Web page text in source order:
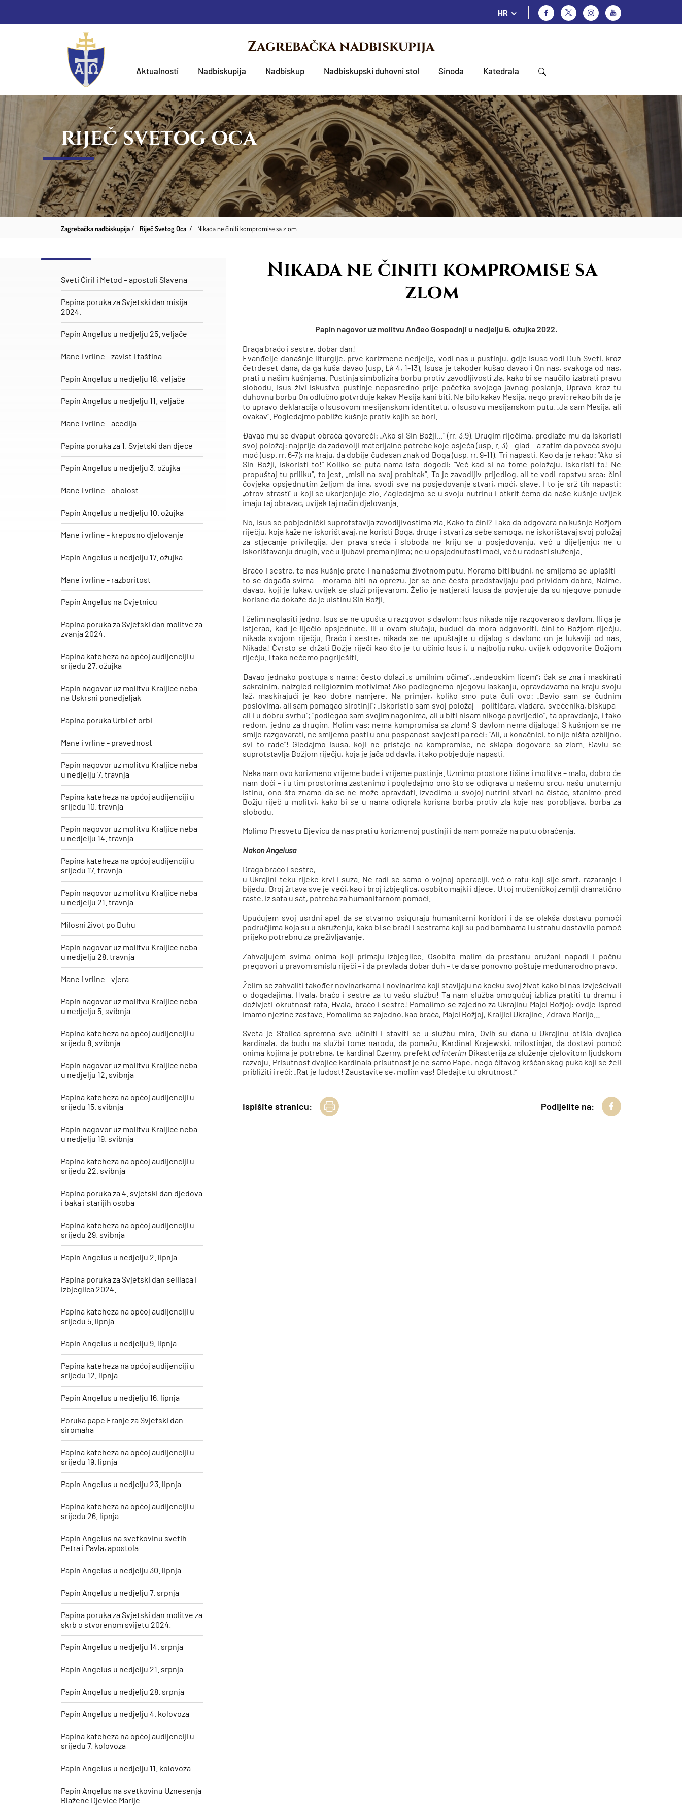
HR
Zagrebačka nadbiskupija
Aktualnosti Nadbiskupija Nadbiskup Nadbiskupski duhovni stol Sinoda Katedrala
RIJEČ SVETOG OCA
Zagrebačka nadbiskupija Riječ Svetog Oca Nikada ne činiti kompromise sa zlom
Sveti Ćiril i Metod – apostoli Slavena
Papina poruka za Svjetski dan misija
2024.
Papin Angelus u nedjelju 25. veljače
​Mane i vrline - zavist i taština
Papin Angelus u nedjelju 18. veljače
Papin Angelus u nedjelju 11. veljače
Mane i vrline - acedija
Papina poruka za 1. Svjetski dan djece
Papin Angelus u nedjelju 3. ožujka
Mane i vrline - oholost
Papin Angelus u nedjelju 10. ožujka
Mane i vrline - kreposno djelovanje
Papin Angelus u nedjelju 17. ožujka
Mane i vrline - razboritost
Papin Angelus na Cvjetnicu
Papina poruka za Svjetski dan molitve za
zvanja 2024.
Papina kateheza na općoj audijenciji u
srijedu 27. ožujka
Papin nagovor uz molitvu Kraljice neba
na Uskrsni ponedjeljak
Papina poruka Urbi et orbi
Mane i vrline - pravednost
Papin nagovor uz molitvu Kraljice neba
u nedjelju 7. travnja
Papina kateheza na općoj audijenciji u
srijedu 10. travnja
Papin nagovor uz molitvu Kraljice neba
u nedjelju 14. travnja
Papina kateheza na općoj audijenciji u
srijedu 17. travnja
Papin nagovor uz molitvu Kraljice neba
u nedjelju 21. travnja
Milosni život po Duhu
Papin nagovor uz molitvu Kraljice neba
u nedjelju 28. travnja
Mane i vrline - vjera
Papin nagovor uz molitvu Kraljice neba
u nedjelju 5. svibnja
Papina kateheza na općoj audijenciji u
srijedu 8. svibnja
Papin nagovor uz molitvu Kraljice neba
u nedjelju 12. svibnja
Papina kateheza na općoj audijenciji u
srijedu 15. svibnja
Papin nagovor uz molitvu Kraljice neba
u nedjelju 19. svibnja
Papina kateheza na općoj audijenciji u
srijedu 22. svibnja
Papina poruka za 4. svjetski dan djedova
i baka i starijih osoba
Papina kateheza na općoj audijenciji u
srijedu 29. svibnja
Papin Angelus u nedjelju 2. lipnja
Papina poruka za Svjetski dan selilaca i
izbjeglica 2024.
Papina kateheza na općoj audijenciji u
srijedu 5. lipnja
Papin Angelus u nedjelju 9. lipnja
Papina kateheza na općoj audijenciji u
srijedu 12. lipnja
Papin Angelus u nedjelju 16. lipnja
Poruka pape Franje za Svjetski dan
siromaha
Papina kateheza na općoj audijenciji u
srijedu 19. lipnja
Papin Angelus u nedjelju 23. lipnja
Papina kateheza na općoj audijenciji u
srijedu 26. lipnja
Papin Angelus na svetkovinu svetih
Petra i Pavla, apostola
Papin Angelus u nedjelju 30. lipnja
Papin Angelus u nedjelju 7. srpnja
Papina poruka za Svjetski dan molitve za
skrb o stvorenom svijetu 2024.
Papin Angelus u nedjelju 14. srpnja
Papin Angelus u nedjelju 21. srpnja
Papin Angelus u nedjelju 28. srpnja
Papin Angelus u nedjelju 4. kolovoza
Papina kateheza na općoj audijenciji u
srijedu 7. kolovoza
Papin Angelus u nedjelju 11. kolovoza
​Papin Angelus na svetkovinu Uznesenja
Blažene Djevice Marije
Nikada ne činiti kompromise sa
zlom
Papin nagovor uz molitvu Anđeo Gospodnji u nedjelju 6. ožujka 2022.
Draga braćo i sestre, dobar dan!
Evanđelje današnje liturgije, prve korizmene nedjelje, vodi nas u pustinju, gdje Isusa vodi Duh Sveti, kroz
četrdeset dana, da ga kuša đavao (usp. Lk4, 1-13). Isusa je također kušao đavao i On nas, svakoga od nas,
prati u našim kušnjama. Pustinja simbolizira borbu protiv zavodljivostî zla, kako bi se naučilo izabrati pravu
slobodu. Isus živi iskustvo pustinje neposredno prije početka svojega javnog poslanja. Upravo kroz tu
duhovnu borbu On odlučno potvrđuje kakav Mesija kani biti. Ne bilo kakav Mesija, nego pravi: rekao bih da je
to upravo deklaracija o Isusovom mesijanskom identitetu, o Isusovu mesijanskom putu. „Ja sam Mesija, ali
ovakav“. Pogledajmo pobliže kušnje protiv kojih se bori.
Đavao mu se dvaput obraća govoreći: „Ako si Sin Božji…“ (rr. 3.9). Drugim riječima, predlaže mu da iskoristi
svoj položaj: najprije da zadovolji materijalne potrebe koje osjeća (usp. r. 3) – glad – a zatim da poveća svoju
moć (usp. rr. 6-7); na kraju, da dobije čudesan znak od Boga (usp. rr. 9-11). Tri napasti. Kao da je rekao: “Ako si
Sin Božji, iskoristi to!” Koliko se puta nama isto dogodi: “Već kad si na tome položaju, iskoristi to! Ne
propuštaj tu priliku“, to jest, „misli na svoj probitak“. To je zavodljiv prijedlog, ali te vodi ropstvu srca: čini
čovjeka opsjednutim željom da ima, svodi sve na posjedovanje stvari, moći, slave. I to je srž tih napasti:
„otrov strastî“ u koji se ukorjenjuje zlo. Zagledajmo se u svoju nutrinu i otkrit ćemo da naše kušnje uvijek
imaju taj obrazac, uvijek taj način djelovanja.
No, Isus se pobjednički suprotstavlja zavodljivostima zla. Kako to čini? Tako da odgovara na kušnje Božjom
riječju, koja kaže ne iskorištavaj, ne koristi Boga, druge i stvari za sebe samoga, ne iskorištavaj svoj položaj
za stjecanje privilegija. Jer prava sreća i sloboda ne kriju se u posjedovanju, već u dijeljenju; ne u
iskorištavanju drugih, već u ljubavi prema njima; ne u opsjednutosti moći, već u radosti služenja.
Braćo i sestre, te nas kušnje prate i na našemu životnom putu. Moramo biti budni, ne smijemo se uplašiti –
to se događa svima – moramo biti na oprezu, jer se one često predstavljaju pod prividom dobra. Naime,
đavao, koji je lukav, uvijek se služi prijevarom. Želio je natjerati Isusa da povjeruje da su njegove ponude
korisne da dokaže da je uistinu Sin Božji.
I želim naglasiti jedno. Isus se ne upušta u razgovor s đavlom: Isus nikada nije razgovarao s đavlom. Ili ga je
istjerao, kad je liječio opsjednute, ili u ovom slučaju, budući da mora odgovoriti, čini to Božjom riječju,
nikada svojom riječju. Braćo i sestre, nikada se ne upuštajte u dijalog s đavlom: on je lukaviji od nas.
Nikada! Čvrsto se držati Božje riječi kao što je tu učinio Isus i, u najbolju ruku, uvijek odgovorite Božjom
riječju. I tako nećemo pogriješiti.
Đavao jednako postupa s nama: često dolazi „s umilnim očima“, „anđeoskim licem“; čak se zna i maskirati
sakralnim, naizgled religioznim motivima! Ako podlegnemo njegovu laskanju, opravdavamo na kraju svoju
laž, maskirajući je kao dobre namjere. Na primjer, koliko smo puta čuli ovo: „Bavio sam se čudnim
poslovima, ali sam pomagao sirotinji“; „iskoristio sam svoj položaj – političara, vladara, svećenika, biskupa –
ali i u dobru svrhu“; “podlegao sam svojim nagonima, ali u biti nisam nikoga povrijedio”, ta opravdanja, i tako
redom, jedno za drugim. Molim vas: nema kompromisa sa zlom! S đavlom nema dijaloga! S kušnjom se ne
smije razgovarati, ne smijemo pasti u onu pospanost savjesti pa reći: “Ali, u konačnici, to nije ništa ozbiljno,
svi to rade”! Gledajmo Isusa, koji ne pristaje na kompromise, ne sklapa dogovore sa zlom. Đavlu se
suprotstavlja Božjom riječju, koja je jača od đavla, i tako pobjeđuje napasti.
Neka nam ovo korizmeno vrijeme bude i vrijeme pustinje. Uzmimo prostore tišine i molitve – malo, dobro će
nam doći – i u tim prostorima zastanimo i pogledajmo ono što se odigrava u našemu srcu, našu unutarnju
istinu, ono što znamo da se ne može opravdati. Izvedimo u svojoj nutrini stvari na čistac, stanimo pred
Božju riječ u molitvi, kako bi se u nama odigrala korisna borba protiv zla koje nas porobljava, borba za
slobodu.
Molimo Presvetu Djevicu da nas prati u korizmenoj pustinji i da nam pomaže na putu obraćenja.
Nakon Angelusa
Draga braćo i sestre,
u Ukrajini teku rijeke krvi i suza. Ne radi se samo o vojnoj operaciji, već o ratu koji sije smrt, razaranje i
bijedu. Broj žrtava sve je veći, kao i broj izbjeglica, osobito majki i djece. U toj mučeničkoj zemlji dramatično
raste, iz sata u sat, potreba za humanitarnom pomoći.
Upućujem svoj usrdni apel da se stvarno osiguraju humanitarni koridori i da se olakša dostavu pomoći
područjima koja su u okruženju, kako bi se braći i sestrama koji su pod bombama i u strahu dostavilo pomoć
prijeko potrebnu za preživljavanje.
Zahvaljujem svima onima koji primaju izbjeglice. Osobito molim da prestanu oružani napadi i počnu
pregovori u pravom smislu riječi – i da prevlada dobar duh – te da se ponovno poštuje međunarodno pravo.
Želim se zahvaliti također novinarkama i novinarima koji stavljaju na kocku svoj život kako bi nas izvješćivali
o događajima. Hvala, braćo i sestre za tu vašu službu! Ta nam služba omogućuj izbliza pratiti tu dramu i
doživjeti okrutnost rata. Hvala, braćo i sestre! Pomolimo se zajedno za Ukrajinu Majci Božjoj: ovdje ispred
imamo njezine zastave. Pomolimo se zajedno, kao braća, Majci Božjoj, Kraljici Ukrajine. Zdravo Marijo…
Sveta je Stolica spremna sve učiniti i staviti se u službu mira. Ovih su dana u Ukrajinu otišla dvojica
kardinala, da budu na službi tome narodu, da pomažu. Kardinal Krajewski, milostinjar, da dostavi pomoć
onima kojima je potrebna, te kardinal Czerny, prefekt ad interim Dikasterija za služenje cjelovitom ljudskom
razvoju. Prisutnost dvojice kardinala prisutnost je ne samo Pape, nego čitavog kršćanskog puka koji se želi
približiti i reći: „Rat je ludost! Zaustavite se, molim vas! Gledajte tu okrutnost!“
Ispišite stranicu: Podijelite na: